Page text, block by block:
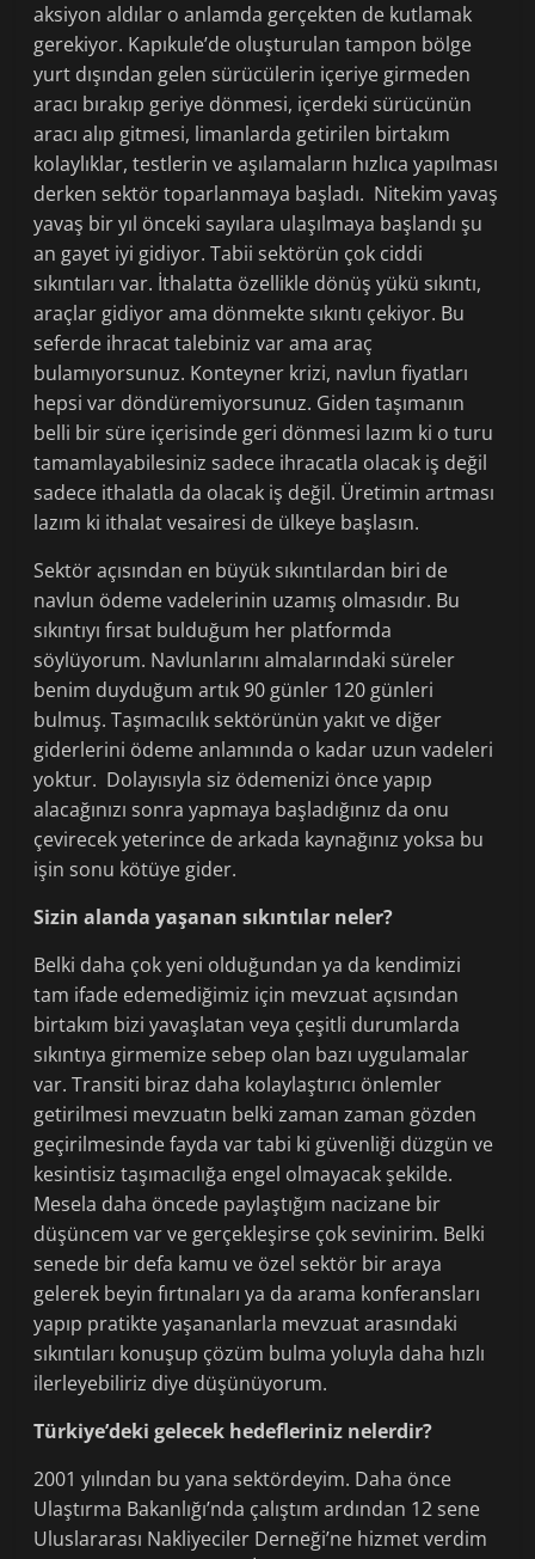
aksiyon aldılar o anlamda gerçekten de kutlamak
gerekiyor. Kapıkule’de oluşturulan tampon bölge
yurt dışından gelen sürücülerin içeriye girmeden
aracı bırakıp geriye dönmesi, içerdeki sürücünün
aracı alıp gitmesi, limanlarda getirilen birtakım
kolaylıklar, testlerin ve aşılamaların hızlıca yapılması
derken sektör toparlanmaya başladı. Nitekim yavaş
yavaş bir yıl önceki sayılara ulaşılmaya başlandı şu
an gayet iyi gidiyor. Tabii sektörün çok ciddi
sıkıntıları var. İthalatta özellikle dönüş yükü sıkıntı,
araçlar gidiyor ama dönmekte sıkıntı çekiyor. Bu
seferde ihracat talebiniz var ama araç
bulamıyorsunuz. Konteyner krizi, navlun fiyatları
hepsi var döndüremiyorsunuz. Giden taşımanın
belli bir süre içerisinde geri dönmesi lazım ki o turu
tamamlayabilesiniz sadece ihracatla olacak iş değil
sadece ithalatla da olacak iş değil. Üretimin artması
lazım ki ithalat vesairesi de ülkeye başlasın.
Sektör açısından en büyük sıkıntılardan biri de
navlun ödeme vadelerinin uzamış olmasıdır. Bu
sıkıntıyı fırsat bulduğum her platformda
söylüyorum. Navlunlarını almalarındaki süreler
benim duyduğum artık 90 günler 120 günleri
bulmuş. Taşımacılık sektörünün yakıt ve diğer
giderlerini ödeme anlamında o kadar uzun vadeleri
yoktur. Dolayısıyla siz ödemenizi önce yapıp
alacağınızı sonra yapmaya başladığınız da onu
çevirecek yeterince de arkada kaynağınız yoksa bu
işin sonu kötüye gider.
Sizin alanda yaşanan sıkıntılar neler?
Belki daha çok yeni olduğundan ya da kendimizi
tam ifade edemediğimiz için mevzuat açısından
birtakım bizi yavaşlatan veya çeşitli durumlarda
sıkıntıya girmemize sebep olan bazı uygulamalar
var. Transiti biraz daha kolaylaştırıcı önlemler
getirilmesi mevzuatın belki zaman zaman gözden
geçirilmesinde fayda var tabi ki güvenliği düzgün ve
kesintisiz taşımacılığa engel olmayacak şekilde.
Mesela daha öncede paylaştığım nacizane bir
düşüncem var ve gerçekleşirse çok sevinirim. Belki
senede bir defa kamu ve özel sektör bir araya
gelerek beyin fırtınaları ya da arama konferansları
yapıp pratikte yaşananlarla mevzuat arasındaki
sıkıntıları konuşup çözüm bulma yoluyla daha hızlı
ilerleyebiliriz diye düşünüyorum.
Türkiye’deki gelecek hedefleriniz nelerdir?
2001 yılından bu yana sektördeyim. Daha önce
Ulaştırma Bakanlığı’nda çalıştım ardından 12 sene
Uluslararası Nakliyeciler Derneği’ne hizmet verdim